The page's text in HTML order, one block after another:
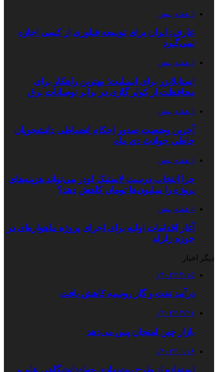
3 هفته پیش
عارف: ایران برای توسعه فناوری از کسی اجازه
نمی‌گیرد
3 هفته پیش
استابلایزر برای اسپلیت؛ بهترین راهکار برای
محافظت از کولر گازی در برابر نوسانات برق
3 هفته پیش
آخرین وضعیت صدور احکام انضباطی دانشجویان
خاطی حوادث دی ماه
3 هفته پیش
چرا انتخاب درست لاستیک لودر می‌تواند هزینه‌های
پروژه را میلیون‌ها تومان کاهش دهد؟
4 هفته پیش
آغاز اقدامات اولیه برای اجرای پروژه ماهواره‌ای در
حوزه زلزله
دیگر اخبار
۱۴۰۲/۱۲/۱۵
درآمد نفت و گاز روسیه کاهش یافت
۱۴۰۲/۱۲/۲۱
بازار چین امتحان پس می‌دهد
۱۴۰۲/۱۰/۱۸
استفاده از طرح پیشنهادی جهاددانشگاهی علم و